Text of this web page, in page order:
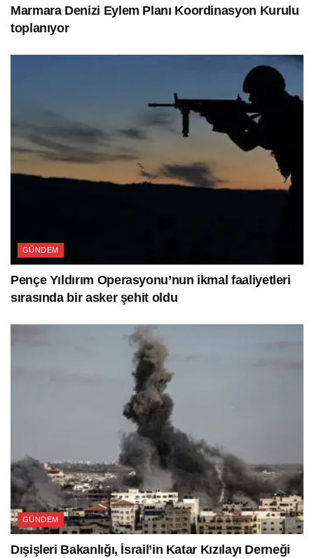
Marmara Denizi Eylem Planı Koordinasyon Kurulu
toplanıyor
GÜNDEM
Pençe Yıldırım Operasyonu’nun ikmal faaliyetleri
sırasında bir asker şehit oldu
GÜNDEM
Dışişleri Bakanlığı, İsrail’in Katar Kızılayı Derneği